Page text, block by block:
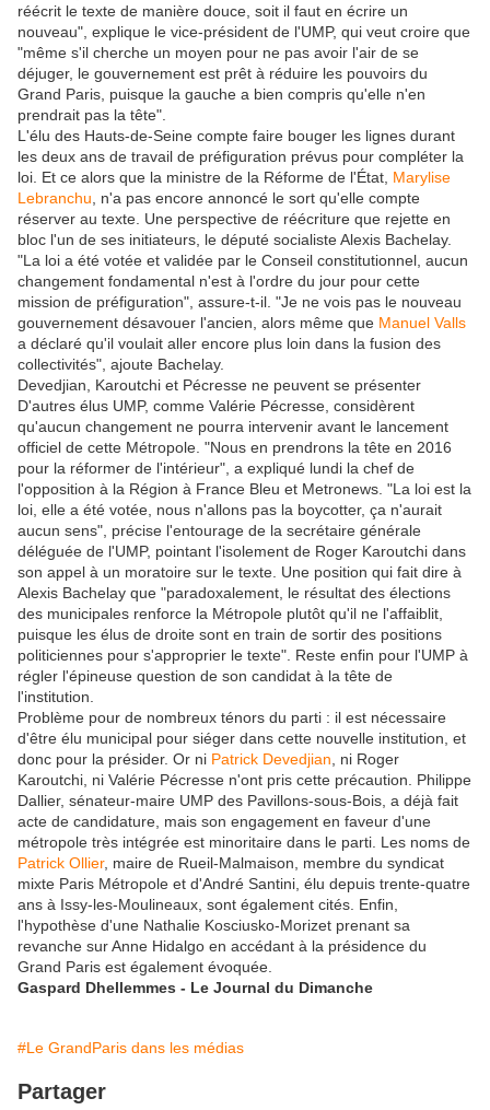
réécrit le texte de manière douce, soit il faut en écrire un
nouveau", explique le vice-président de l'UMP, qui veut croire que
"même s'il cherche un moyen pour ne pas avoir l'air de se
déjuger, le gouvernement est prêt à réduire les pouvoirs du
Grand Paris, puisque la gauche a bien compris qu'elle n'en
prendrait pas la tête".
L'élu des Hauts-de-Seine compte faire bouger les lignes durant
les deux ans de travail de préfiguration prévus pour compléter la
loi. Et ce alors que la ministre de la Réforme de l'État, Marylise
Lebranchu , n'a pas encore annoncé le sort qu'elle compte
réserver au texte. Une perspective de réécriture que rejette en
bloc l'un de ses initiateurs, le député socialiste Alexis Bachelay.
"La loi a été votée et validée par le Conseil constitutionnel, aucun
changement fondamental n'est à l'ordre du jour pour cette
mission de préfiguration", assure-t-il. "Je ne vois pas le nouveau
gouvernement désavouer l'ancien, alors même que Manuel Valls
a ­déclaré qu'il voulait aller encore plus loin dans la fusion des
collectivités", ajoute Bachelay.
Devedjian, Karoutchi et Pécresse ne peuvent se présenter
D'autres élus UMP, comme Valérie Pécresse, considèrent
qu'aucun changement ne pourra intervenir avant le lancement
officiel de cette Métropole. "Nous en prendrons la tête en 2016
pour la réformer de l'intérieur", a expliqué lundi la chef de
l'opposition à la Région à France Bleu et Metronews. "La loi est la
loi, elle a été votée, nous n'allons pas la boycotter, ça n'aurait
aucun sens", précise l'entourage de la secrétaire générale
déléguée de l'UMP, pointant l'isolement de Roger Karoutchi dans
son appel à un moratoire sur le texte. Une position qui fait dire à
Alexis Bachelay que "paradoxalement, le résultat des élections
des municipales renforce la Métropole plutôt qu'il ne l'affaiblit,
puisque les élus de droite sont en train de sortir des positions
politiciennes pour s'approprier le texte". Reste enfin pour l'UMP à
régler l'épineuse question de son candidat à la tête de
l'institution.
Problème pour de nombreux ténors du parti : il est nécessaire
d'être élu municipal pour siéger dans cette nouvelle institution, et
donc pour la présider. Or ni Patrick Devedjian , ni Roger
Karoutchi, ni Valérie Pécresse n'ont pris cette précaution. Philippe
Dallier, sénateur-maire UMP des Pavillons-sous-Bois, a déjà fait
acte de candidature, mais son engagement en faveur d'une
métropole très intégrée est minoritaire dans le parti. Les noms de
Patrick Ollier, maire de Rueil-Malmaison, membre du syndicat
mixte Paris Métropole et d'André Santini, élu depuis trente-quatre
ans à Issy-les-Moulineaux, sont également cités. Enfin,
l'hypothèse d'une ­Nathalie Kosciusko-­Morizet prenant sa
revanche sur Anne Hidalgo en accédant à la présidence du
Grand Paris est également évoquée.
Gaspard Dhellemmes - Le Journal du Dimanche
#Le GrandParis dans les médias
Partager